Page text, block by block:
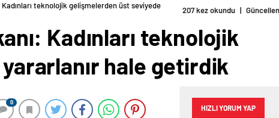
teknolojik gelişmelerden üst seviyede yararlanır hale getirdik
Kadınları teknolojik
hale getirdik
HIZLI YORUM YAP